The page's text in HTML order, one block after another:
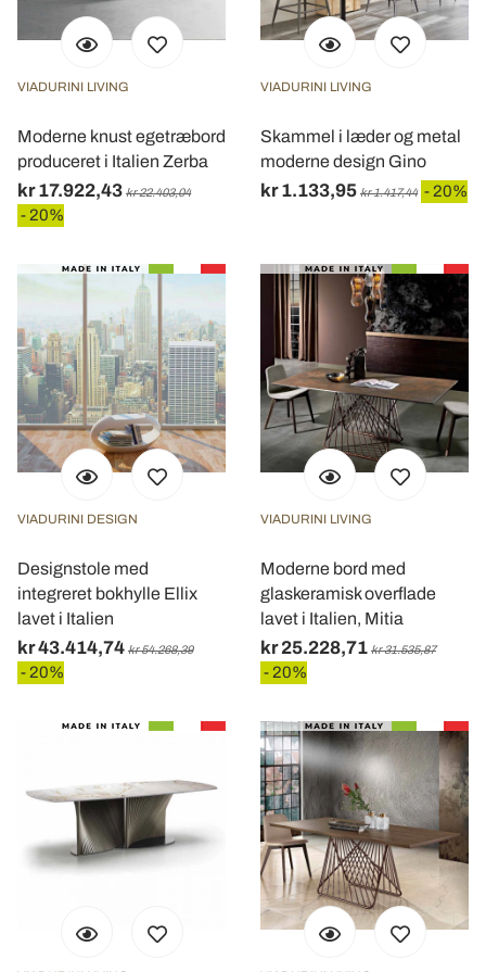
VIADURINI LIVING
Moderne knust egetræbord
produceret i Italien Zerba
kr 17.922,43 kr 22.403,04
- 20%
VIADURINI LIVING
Skammel i læder og metal
moderne design Gino
kr 1.133,95 kr 1.417,44 - 20%
VIADURINI DESIGN
Designstole med
integreret bokhylle Ellix
lavet i Italien
kr 43.414,74 kr 54.268,39
- 20%
VIADURINI LIVING
Moderne bord med
glaskeramisk overflade
lavet i Italien, Mitia
kr 25.228,71 kr 31.535,87
- 20%